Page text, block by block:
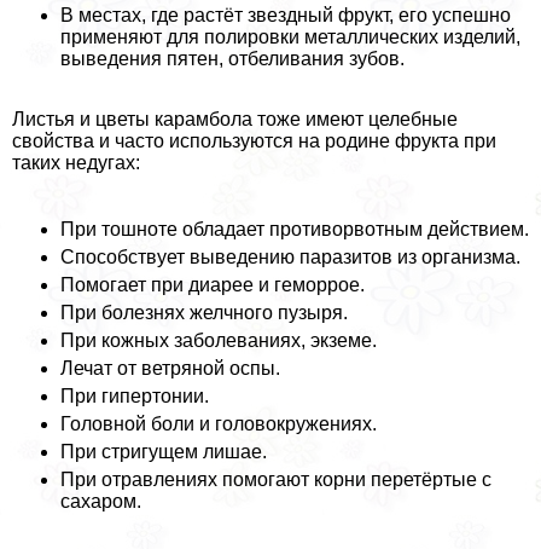
В местах, где растёт звездный фрукт, его успешно
применяют для полировки металлических изделий,
выведения пятен, отбеливания зубов.
Листья и цветы карамбола тоже имеют целебные
свойства и часто используются на родине фрукта при
таких недугах:
При тошноте обладает противорвотным действием.
Способствует выведению паразитов из организма.
Помогает при диарее и геморрое.
При болезнях желчного пузыря.
При кожных заболеваниях, экземе.
Лечат от ветряной оспы.
При гипертонии.
Головной боли и головокружениях.
При стригущем лишае.
При отравлениях помогают корни перетёртые с
сахаром.